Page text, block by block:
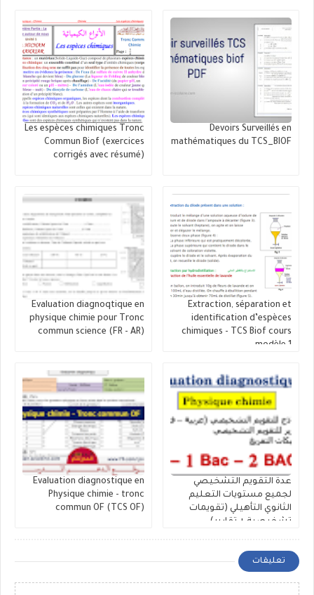
Devoirs Surveillés en
mathématiques du TCS_BIOF
Les espèces chimiques Tronc
Commun Biof (exercices
corrigés avec résumé)
Extraction, séparation et
identification d’espèces
chimiques - TCS Biof cours
modèle 1
Evaluation diagnoqtique en
physique chimie pour Tronc
commun science (FR - AR)
عدة التقويم التشخيصي
لجميع مستويات التعليم
الثانوي التأهيلي (تقويمات
تشخيصية + تقارير)
Evaluation diagnostique en
Physique chimie - tronc
commun OF (TCS OF)
تعليقات